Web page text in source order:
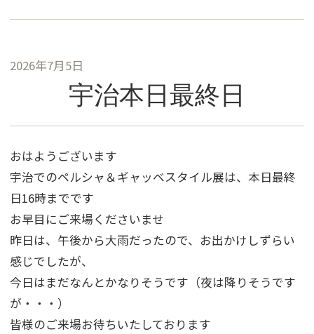
2026年7月5日
宇治本日最終日
おはようございます
宇治でのペルシャ＆ギャッベスタイル展は、本日最終
日16時までです
お早目にご来場くださいませ
昨日は、午後から大雨だったので、お出かけしずらい
感じでしたが、
今日はまだなんとかなりそうです（夜は降りそうです
が・・・）
皆様のご来場お待ちいたしております